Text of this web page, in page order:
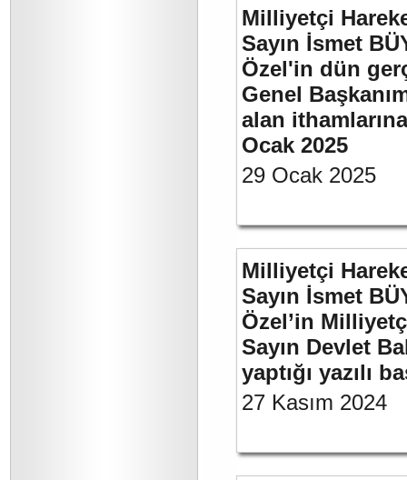
Milliyetçi
Sayın İsmet
Özel'in dün
Genel
alan ithamlarına
Ocak 2025
29 Ocak 2025
Milliyetçi
Sayın İsmet
Özel’in
Sayın Devlet
yaptığı yazılı
27 Kasım 2024